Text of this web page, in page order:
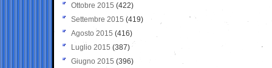
Ottobre 2015 (422)
Settembre 2015 (419)
Agosto 2015 (416)
Luglio 2015 (387)
Giugno 2015 (396)